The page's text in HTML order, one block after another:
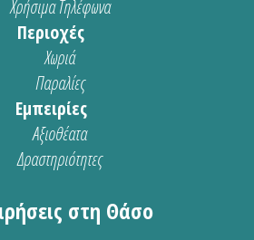
Χρήσιμα Τηλέφωνα
Περιοχές
Χωριά
Παραλίες
Εμπειρίες
Αξιοθέατα
Δραστηριότητες
στη Θάσο